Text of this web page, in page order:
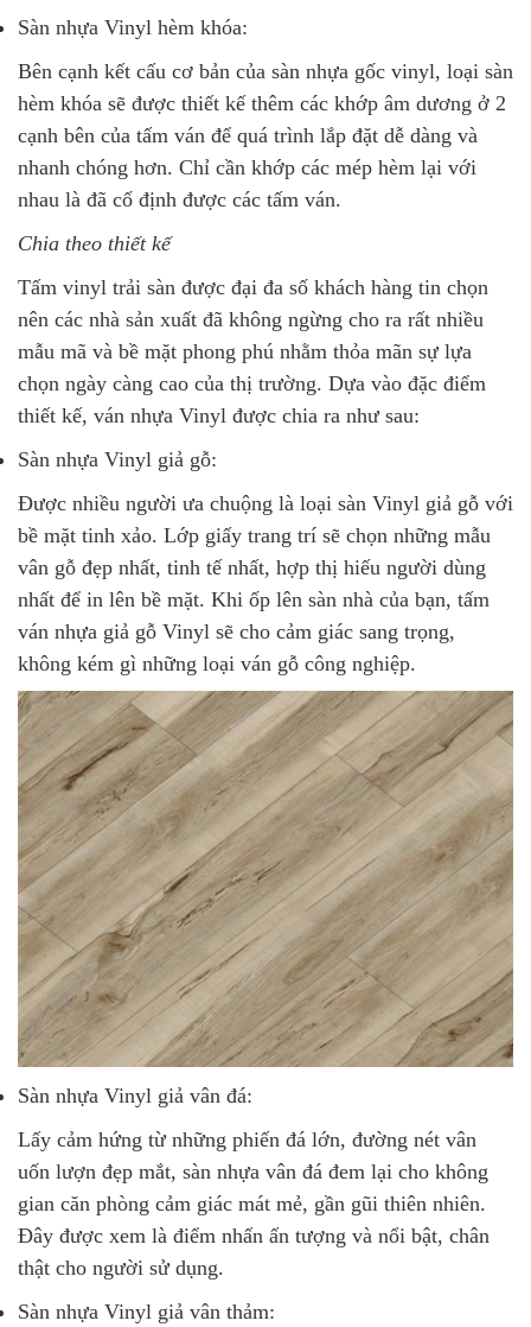
Sàn nhựa Vinyl hèm khóa:
Bên cạnh kết cấu cơ bản của sàn nhựa gốc vinyl, loại sàn
hèm khóa sẽ được thiết kế thêm các khớp âm dương ở 2
cạnh bên của tấm ván để quá trình lắp đặt dễ dàng và
nhanh chóng hơn. Chỉ cần khớp các mép hèm lại với
nhau là đã cố định được các tấm ván.
Chia theo thiết kế
Tấm vinyl trải sàn được đại đa số khách hàng tin chọn
nên các nhà sản xuất đã không ngừng cho ra rất nhiều
mẫu mã và bề mặt phong phú nhằm thỏa mãn sự lựa
chọn ngày càng cao của thị trường. Dựa vào đặc điểm
thiết kế, ván nhựa Vinyl được chia ra như sau:
Sàn nhựa Vinyl giả gỗ:
Được nhiều người ưa chuộng là loại sàn Vinyl giả gỗ với
bề mặt tinh xảo. Lớp giấy trang trí sẽ chọn những mẫu
vân gỗ đẹp nhất, tinh tế nhất, hợp thị hiếu người dùng
nhất để in lên bề mặt. Khi ốp lên sàn nhà của bạn, tấm
ván nhựa giả gỗ Vinyl sẽ cho cảm giác sang trọng,
không kém gì những loại ván gỗ công nghiệp.
Sàn nhựa Vinyl giả vân đá:
Lấy cảm hứng từ những phiến đá lớn, đường nét vân
uốn lượn đẹp mắt, sàn nhựa vân đá đem lại cho không
gian căn phòng cảm giác mát mẻ, gần gũi thiên nhiên.
Đây được xem là điểm nhấn ấn tượng và nổi bật, chân
thật cho người sử dụng.
Sàn nhựa Vinyl giả vân thảm: